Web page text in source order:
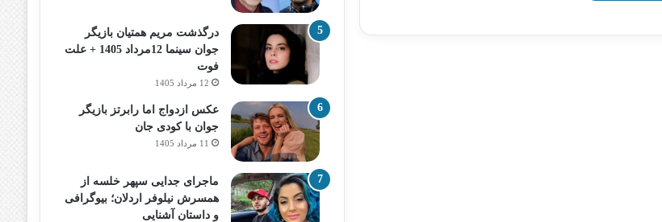
درگذشت مریم همتیان بازیگر
جوان سینما 12مرداد 1405 + علت
فوت
12 مرداد 1405
عکس ازدواج اما رابرتز بازیگر
جوان با کودی جان
11 مرداد 1405
ماجرای جدایی سپهر خلسه از
همسرش نیلوفر اردلان؛ بیوگرافی
و داستان آشنایی